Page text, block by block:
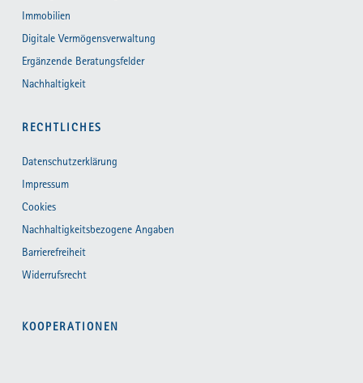
Immobilien
Digitale Vermögensverwaltung
Ergänzende Beratungsfelder
Nachhaltigkeit
RECHTLICHES
Datenschutzerklärung
Impressum
Cookies
Nachhaltigkeitsbezogene Angaben
Barrierefreiheit
Widerrufsrecht
KOOPERATIONEN